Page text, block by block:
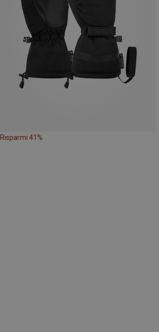
Risparmi 41%